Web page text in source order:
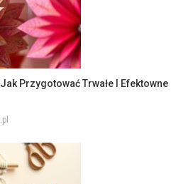
Przygotować Trwałe I Efektowne